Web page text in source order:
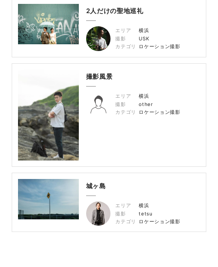
2人だけの聖地巡礼
エリア
横浜
撮影
USK
カテゴリ
ロケーション撮影
撮影風景
エリア
横浜
撮影
other
カテゴリ
ロケーション撮影
城ヶ島
エリア
横浜
撮影
tetsu
カテゴリ
ロケーション撮影